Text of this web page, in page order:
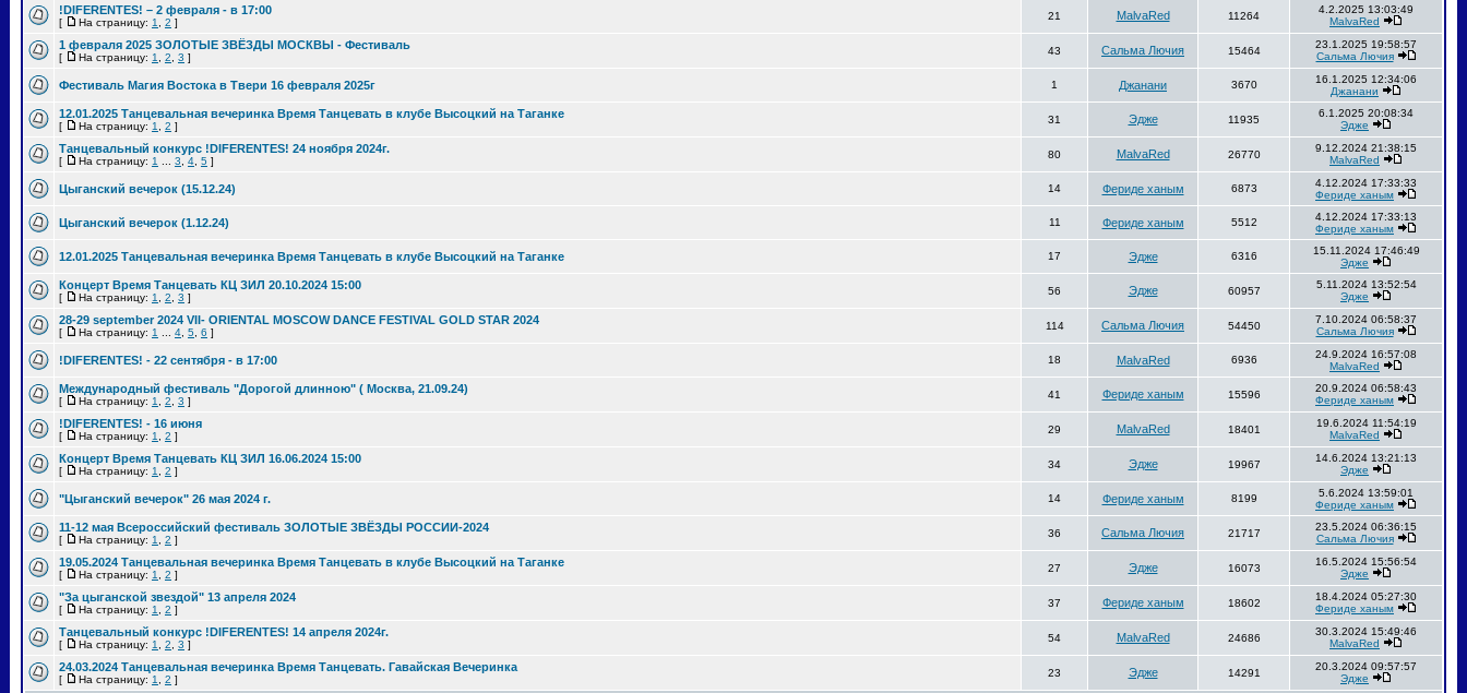
!DIFERENTES! – 2 февраля - в 17:00
[ На страницу: 1 2 ]
21 MalvaRed 11264
4.2.2025 13:03:49
MalvaRed
1 февраля 2025 ЗОЛОТЫЕ ЗВЁЗДЫ МОСКВЫ - Фестиваль
[ На страницу: 1 2 3 ]
43 Сальма Лючия 15464
23.1.2025 19:58:57
Сальма Лючия
Фестиваль Магия Востока в Твери 16 февраля 2025г 1 Джанани 3670
16.1.2025 12:34:06
Джанани
12.01.2025 Танцевальная вечеринка Время Танцевать в клубе Высоцкий на Таганке
[ На страницу: 1 2 ]
31 Эдже 11935
6.1.2025 20:08:34
Эдже
Танцевальный конкурс !DIFERENTES! 24 ноября 2024г.
[ На страницу: 1 3 4 5 ]
80 MalvaRed 26770
9.12.2024 21:38:15
MalvaRed
Цыганский вечерок (15.12.24) 14 Фериде ханым 6873
4.12.2024 17:33:33
Фериде ханым
Цыганский вечерок (1.12.24) 11 Фериде ханым 5512
4.12.2024 17:33:13
Фериде ханым
12.01.2025 Танцевальная вечеринка Время Танцевать в клубе Высоцкий на Таганке 17 Эдже 6316
15.11.2024 17:46:49
Эдже
Концерт Время Танцевать КЦ ЗИЛ 20.10.2024 15:00
[ На страницу: 1 2 3 ]
56 Эдже 60957
5.11.2024 13:52:54
Эдже
28-29 september 2024 VII- ORIENTAL MOSCOW DANCE FESTIVAL GOLD STAR 2024
[ На страницу: 1 4 5 6 ]
114 Сальма Лючия 54450
7.10.2024 06:58:37
Сальма Лючия
!DIFERENTES! - 22 сентября - в 17:00 18 MalvaRed 6936
24.9.2024 16:57:08
MalvaRed
Международный фестиваль "Дорогой длинною" ( Москва, 21.09.24)
[ На страницу: 1 2 3 ]
41 Фериде ханым 15596
20.9.2024 06:58:43
Фериде ханым
!DIFERENTES! - 16 июня
[ На страницу: 1 2 ]
29 MalvaRed 18401
19.6.2024 11:54:19
MalvaRed
Концерт Время Танцевать КЦ ЗИЛ 16.06.2024 15:00
[ На страницу: 1 2 ]
34 Эдже 19967
14.6.2024 13:21:13
Эдже
"Цыганский вечерок" 26 мая 2024 г. 14 Фериде ханым 8199
5.6.2024 13:59:01
Фериде ханым
11-12 мая Всероссийский фестиваль ЗОЛОТЫЕ ЗВЁЗДЫ РОССИИ-2024
[ На страницу: 1 2 ]
36 Сальма Лючия 21717
23.5.2024 06:36:15
Сальма Лючия
19.05.2024 Танцевальная вечеринка Время Танцевать в клубе Высоцкий на Таганке
[ На страницу: 1 2 ]
27 Эдже 16073
16.5.2024 15:56:54
Эдже
"За цыганской звездой" 13 апреля 2024
[ На страницу: 1 2 ]
37 Фериде ханым 18602
18.4.2024 05:27:30
Фериде ханым
Танцевальный конкурс !DIFERENTES! 14 апреля 2024г.
[ На страницу: 1 2 3 ]
54 MalvaRed 24686
30.3.2024 15:49:46
MalvaRed
24.03.2024 Танцевальная вечеринка Время Танцевать. Гавайская Вечеринка
[ На страницу: 1 2 ]
23 Эдже 14291
20.3.2024 09:57:57
Эдже